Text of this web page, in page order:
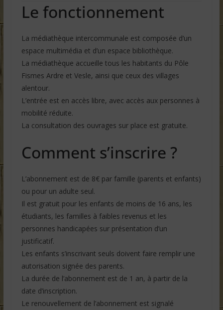
Le fonctionnement
La médiathèque intercommunale est composée d’un
espace multimédia et d’un espace bibliothèque.
La médiathèque accueille tous les habitants du Pôle
Fismes Ardre et Vesle, ainsi que ceux des villages
alentour.
L’entrée est en accès libre, avec accès aux personnes à
mobilité réduite.
La consultation des ouvrages sur place est gratuite.
Comment s’inscrire ?
L’abonnement est de 8€ par famille (parents et enfants)
ou pour un adulte seul.
Il est gratuit pour les enfants de moins de 16 ans, les
étudiants, les familles à faibles revenus et les
personnes handicapées sur présentation d’un
justificatif.
Les enfants s’inscrivant seuls doivent faire remplir une
autorisation signée des parents.
La durée de l’abonnement est de 1 an, à partir de la
date d’inscription.
Le renouvellement de l’abonnement est signalé